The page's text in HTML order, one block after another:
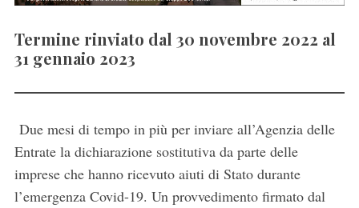
Termine rinviato dal 30 novembre 2022 al
31 gennaio 2023
Due mesi di tempo in più per inviare all’Agenzia delle
Entrate la dichiarazione sostitutiva da parte delle
imprese che hanno ricevuto aiuti di Stato durante
l’emergenza Covid-19. Un provvedimento firmato dal